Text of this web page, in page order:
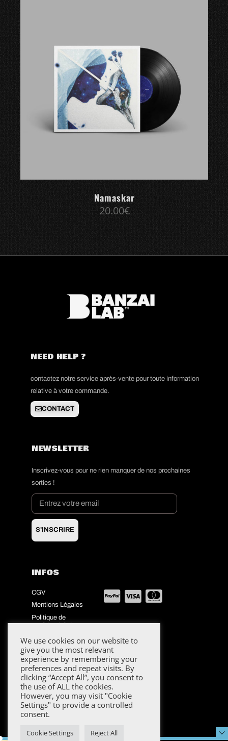
Namaskar
20.00€
NEED HELP ?
contactez notre service après-vente pour toute information
relative à votre commande.
CONTACT
NEWSLETTER
Inscrivez-vous pour ne rien manquer de nos prochaines
sorties !
S'INSCRIRE
INFOS
CGV
Mentions Légales
Politique de
SUIVEZ NOUS
We use cookies on our website to
give you the most relevant
experience by remembering your
preferences and repeat visits. By
clicking “Accept All”, you consent to
the use of ALL the cookies.
However, you may visit "Cookie
Settings" to provide a controlled
consent.
Cookie Settings Reject All